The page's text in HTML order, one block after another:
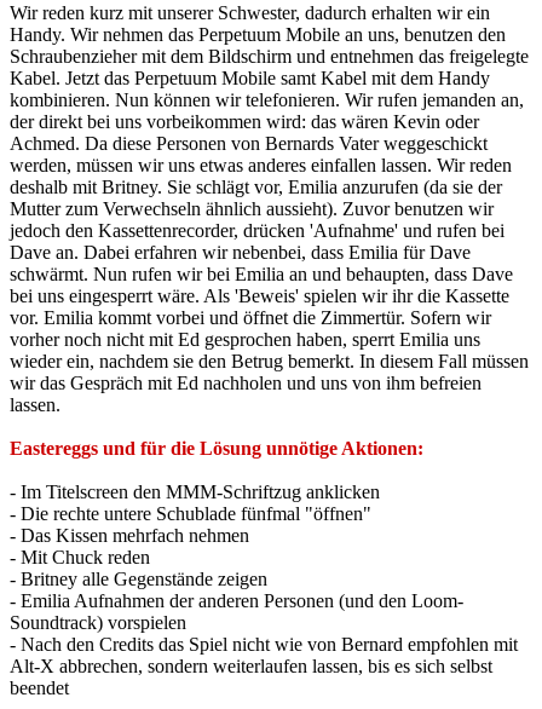
Wir reden kurz mit unserer Schwester, dadurch erhalten wir ein
Handy. Wir nehmen das Perpetuum Mobile an uns, benutzen den
Schraubenzieher mit dem Bildschirm und entnehmen das freigelegte
Kabel. Jetzt das Perpetuum Mobile samt Kabel mit dem Handy
kombinieren. Nun können wir telefonieren. Wir rufen jemanden an,
der direkt bei uns vorbeikommen wird: das wären Kevin oder
Achmed. Da diese Personen von Bernards Vater weggeschickt
werden, müssen wir uns etwas anderes einfallen lassen. Wir reden
deshalb mit Britney. Sie schlägt vor, Emilia anzurufen (da sie der
Mutter zum Verwechseln ähnlich aussieht). Zuvor benutzen wir
jedoch den Kassettenrecorder, drücken 'Aufnahme' und rufen bei
Dave an. Dabei erfahren wir nebenbei, dass Emilia für Dave
schwärmt. Nun rufen wir bei Emilia an und behaupten, dass Dave
bei uns eingesperrt wäre. Als 'Beweis' spielen wir ihr die Kassette
vor. Emilia kommt vorbei und öffnet die Zimmertür. Sofern wir
vorher noch nicht mit Ed gesprochen haben, sperrt Emilia uns
wieder ein, nachdem sie den Betrug bemerkt. In diesem Fall müssen
wir das Gespräch mit Ed nachholen und uns von ihm befreien
lassen.
Eastereggs und für die Lösung unnötige Aktionen:
- Im Titelscreen den MMM-Schriftzug anklicken
- Die rechte untere Schublade fünfmal "öffnen"
- Das Kissen mehrfach nehmen
- Mit Chuck reden
- Britney alle Gegenstände zeigen
- Emilia Aufnahmen der anderen Personen (und den Loom-
Soundtrack) vorspielen
- Nach den Credits das Spiel nicht wie von Bernard empfohlen mit
Alt-X abbrechen, sondern weiterlaufen lassen, bis es sich selbst
beendet